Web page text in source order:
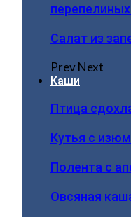
Салат из
PrevNext
Каши
Птица
Кутья с
Полента с
Овсяная